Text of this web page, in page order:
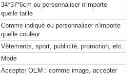
34*37*6cm ou personnaliser n'importe
quelle taille
Comme indiqué ou personnaliser n'importe
quelle couleur
Vêtements, sport, publicité, promotion, etc.
Mode
Accepter OEM : comme image, accepter